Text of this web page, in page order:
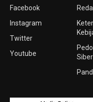
Facebook
Instagram
Twitter
Youtube
Siber